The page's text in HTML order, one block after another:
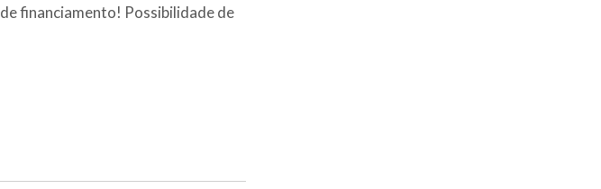
financiamento! Possibilidade de